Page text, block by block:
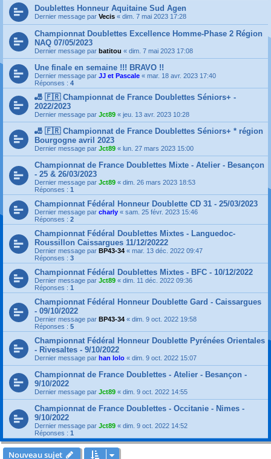
Doublettes Honneur Aquitaine Sud Agen
Dernier message par Vecis « dim. 7 mai 2023 17:28
Championnat Doublettes Excellence Homme-Phase 2 Région
NAQ 07/05/2023
Dernier message par batitou « dim. 7 mai 2023 17:08
Une finale en semaine !!! BRAVO !!
Dernier message par JJ et Pascale « mar. 18 avr. 2023 17:40
Réponses : 4
🎳 🇫🇷 Championnat de France Doublettes Séniors+ -
2022/2023
Dernier message par Jct89 « jeu. 13 avr. 2023 10:28
🎳 🇫🇷 Championnat de France Doublettes Séniors+ * région
Bourgogne avril 2023
Dernier message par Jct89 « lun. 27 mars 2023 15:00
Championnat de France Doublettes Mixte - Atelier - Besançon
- 25 & 26/03/2023
Dernier message par Jct89 « dim. 26 mars 2023 18:53
Réponses : 1
Championnat Fédéral Honneur Doublette CD 31 - 25/03/2023
Dernier message par charly « sam. 25 févr. 2023 15:46
Réponses : 2
Championnat Fédéral Doublettes Mixtes - Languedoc-
Roussillon Caissargues 11/12/20222
Dernier message par BP43-34 « mar. 13 déc. 2022 09:47
Réponses : 3
Championnat Fédéral Doublettes Mixtes - BFC - 10/12/2022
Dernier message par Jct89 « dim. 11 déc. 2022 09:36
Réponses : 1
Championnat Fédéral Honneur Doublette Gard - Caissargues
- 09/10/2022
Dernier message par BP43-34 « dim. 9 oct. 2022 19:58
Réponses : 5
Championnat Fédéral Honneur Doublette Pyrénées Orientales
- Rivesaltes - 9/10/2022
Dernier message par han lolo « dim. 9 oct. 2022 15:07
Championnat de France Doublettes - Atelier - Besançon -
9/10/2022
Dernier message par Jct89 « dim. 9 oct. 2022 14:55
Championnat de France Doublettes - Occitanie - Nimes -
9/10/2022
Dernier message par Jct89 « dim. 9 oct. 2022 14:52
Réponses : 1
Nouveau sujet